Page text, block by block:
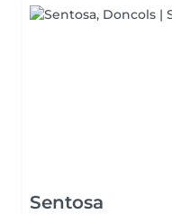
Sentosa